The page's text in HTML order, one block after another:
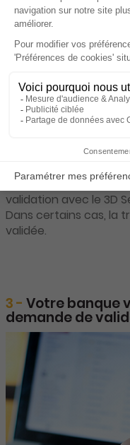
Votre banque reçoit
décide alors de
validation avec le 3D
Dans certains cas, la
validée.
3 - Votre banque
demande de